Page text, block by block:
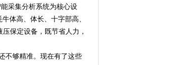
采集分析系统为核心设
体高、体长、十字部高、
保定设备，既节省人力，
不够精准。现在有了这些